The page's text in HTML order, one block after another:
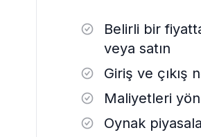
Belirli bir
veya satın
Giriş ve çıkış
Maliyetleri
Oynak